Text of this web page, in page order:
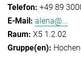
+49 89
alena@...
X5 1.2.02